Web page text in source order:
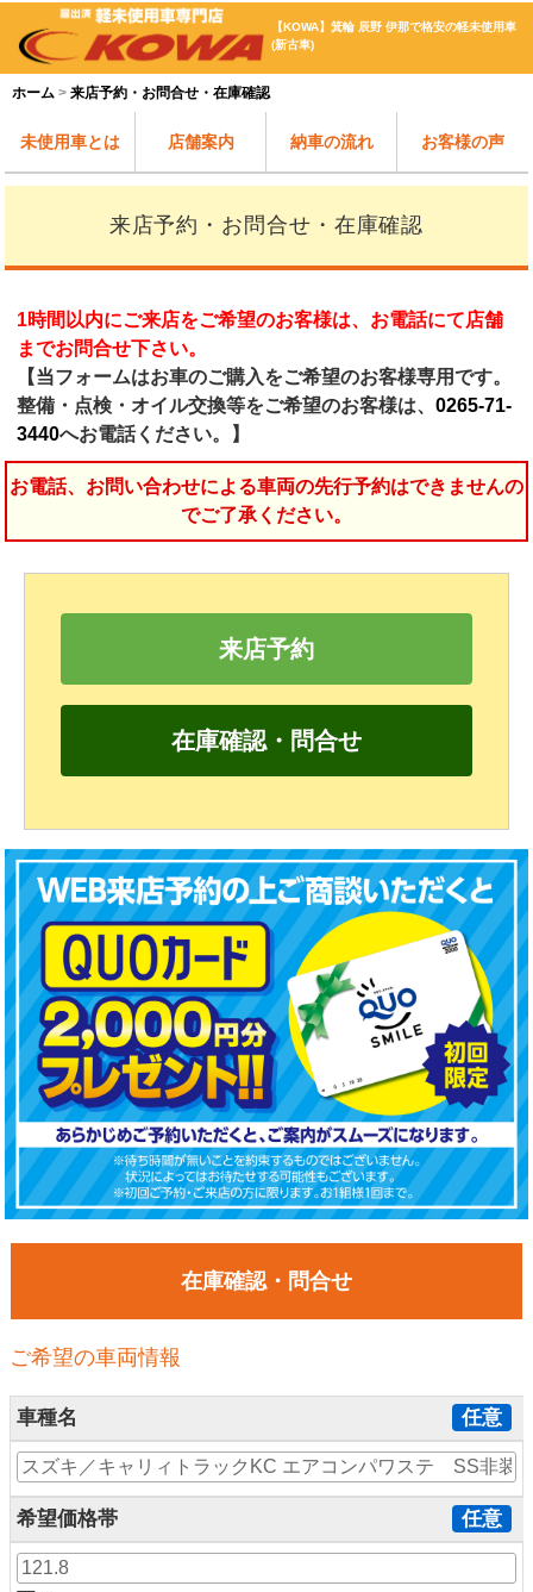
【KOWA】箕輪 辰野 伊那で格安の軽未使用車
(新古車)
ホーム 来店予約・お問合せ・在庫確認
未使用車とは 店舗案内 納車の流れ お客様の声
来店予約・お問合せ・在庫確認
1時間以内にご来店をご希望のお客様は、お電話にて店舗
までお問合せ下さい。
【当フォームはお車のご購入をご希望のお客様専用です。
整備・点検・オイル交換等をご希望のお客様は、 0265-71-
3440へお電話ください。】
お電話、お問い合わせによる車両の先行予約はできませんの
でご了承ください。
来店予約
在庫確認・問合せ
在庫確認・問合せ
ご希望の車両情報
車種名 任意
希望価格帯 任意